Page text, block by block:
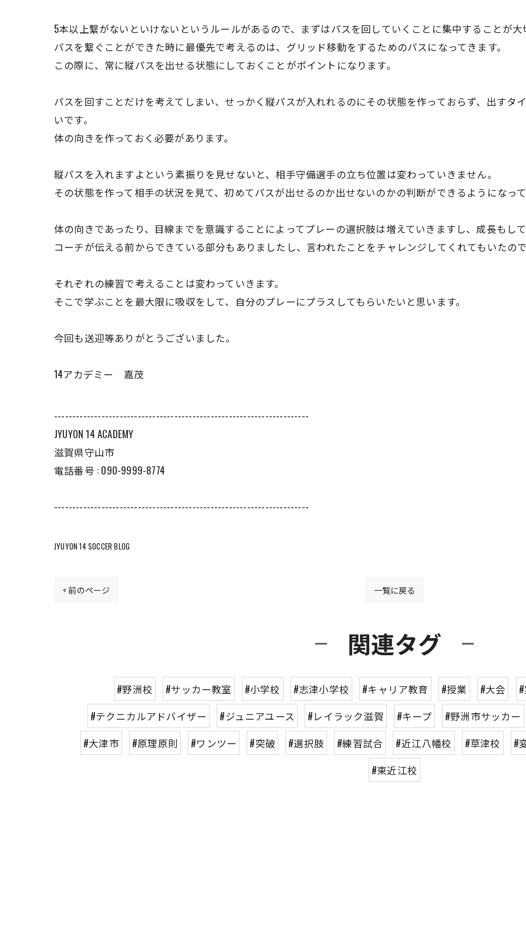
5本以上繋がないといけないというルールがあるので、まずはパスを回していくことに集中することが大
パスを繋ぐことができた時に最優先で考えるのは、グリッド移動をするためのパスになってきます。
この際に、常に縦パスを出せる状態にしておくことがポイントになります。
パスを回すことだけを考えてしまい、せっかく縦パスが入れれるのにその状態を作っておらず、出すタ
いです。
体の向きを作っておく必要があります。
縦パスを入れますよという素振りを見せないと、相手守備選手の立ち位置は変わっていきません。
その状態を作って相手の状況を見て、初めてパスが出せるのか出せないのかの判断ができるようになって
体の向きであったり、目線までを意識することによってプレーの選択肢は増えていきますし、成長もして
コーチが伝える前からできている部分もありましたし、言われたことをチャレンジしてくれてもいたの
それぞれの練習で考えることは変わっていきます。
そこで学ぶことを最大限に吸収をして、自分のプレーにプラスしてもらいたいと思います。
今回も送迎等ありがとうございました。
14アカデミー 嘉茂
----------------------------------------------------------------------
JYUYON 14 ACADEMY
滋賀県守山市
電話番号 : 090-9999-8774
----------------------------------------------------------------------
JYUYON 14 SOCCER BLOG
< 前のページ 一覧に戻る
関連タグ
#野洲校 #サッカー教室 #小学校 #志津小学校 #キャリア教育 #授業 #大会
#テクニカルアドバイザー
#ジュニアユース #レイラック滋賀 #キープ #野洲市サッカー
#大津市
#原理原則 #ワンツー #突破 #選択肢 #練習試合 #近江八幡校 #草津校 #
#東近江校